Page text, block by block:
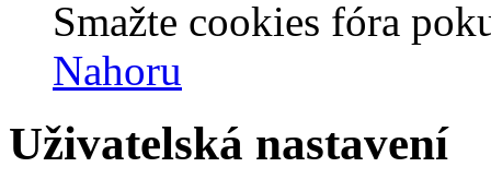
Smažte cookies fóra
Nahoru
Uživatelská nastavení